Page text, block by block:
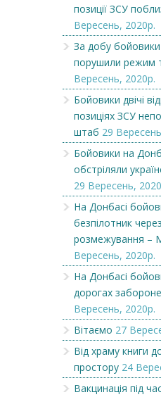
позиції ЗСУ
Вересень, 2020р.
За добу бойовики
порушили режим
Вересень, 2020р.
Бойовики двічі
позиціях ЗСУ
штаб 29
Бойовики на
обстріляли
29 Вересень,
На Донбасі
безпілотник
розмежування –
Вересень, 2020р.
На Донбасі
дорогах
Вересень, 2020р.
Вітаємо 27
Від храму книги
простору 24
Вакцинація під